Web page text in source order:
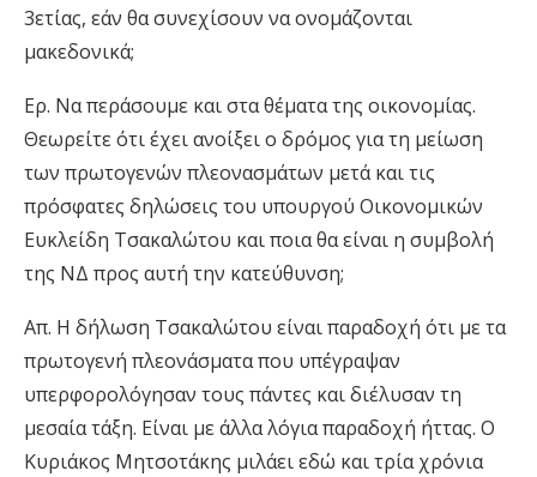
3ετίας, εάν θα συνεχίσουν να ονομάζονται
μακεδονικά;
Ερ. Να περάσουμε και στα θέματα της οικονομίας.
Θεωρείτε ότι έχει ανοίξει ο δρόμος για τη μείωση
των πρωτογενών πλεονασμάτων μετά και τις
πρόσφατες δηλώσεις του υπουργού Οικονομικών
Ευκλείδη Τσακαλώτου και ποια θα είναι η συμβολή
της ΝΔ προς αυτή την κατεύθυνση;
Απ. Η δήλωση Τσακαλώτου είναι παραδοχή ότι με τα
πρωτογενή πλεονάσματα που υπέγραψαν
υπερφορολόγησαν τους πάντες και διέλυσαν τη
μεσαία τάξη. Είναι με άλλα λόγια παραδοχή ήττας. Ο
Κυριάκος Μητσοτάκης μιλάει εδώ και τρία χρόνια